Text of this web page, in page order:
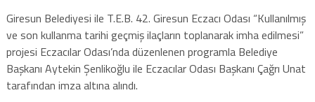
Giresun Belediyesi ile T.E.B. 42. Giresun Eczacı Odası “Kullanılmış
ve son kullanma tarihi geçmiş ilaçların toplanarak imha edilmesi”
projesi Eczacılar Odası’nda düzenlenen programla Belediye
Başkanı Aytekin Şenlikoğlu ile Eczacılar Odası Başkanı Çağrı Unat
tarafından imza altına alındı.